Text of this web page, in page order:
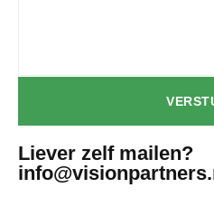
Liever zelf mailen?